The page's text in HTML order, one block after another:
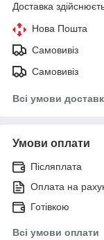
Доставка
Нова Пошта
Самовивіз
Самовивіз
Всі умови
Умови оплати
Післяплата
Оплата на
Готівкою
Всі умови оплати